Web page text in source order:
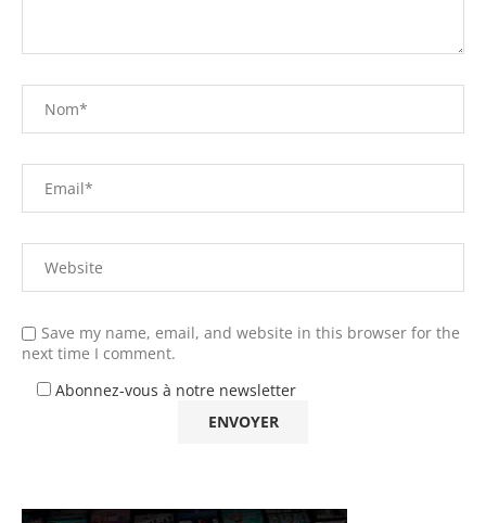
Save my name, email, and website in this browser for the
next time I comment.
Abonnez-vous à notre newsletter